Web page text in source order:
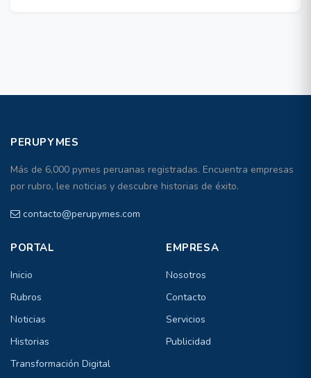
PERUPYMES
Más de 6,000 pymes peruanas registradas. Encuentra empresas
por rubro, lee noticias y descubre historias de éxito.
contacto@perupymes.com
PORTAL
Inicio
Rubros
Noticias
Historias
Transformación Digital
EMPRESA
Nosotros
Contacto
Servicios
Publicidad